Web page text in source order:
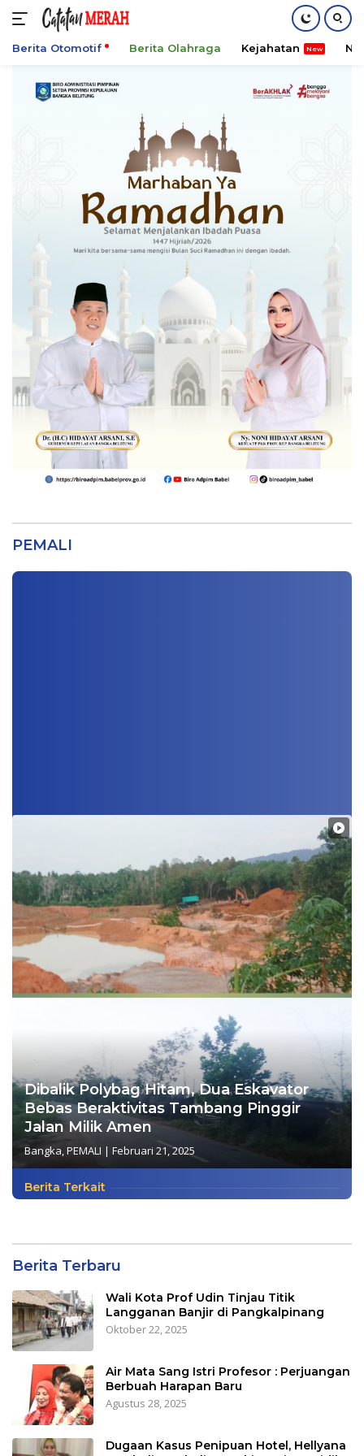
Berita Otomotif Berita Olahraga Kejahatan
PEMALI
Dibalik Polybag Hitam, Dua Eskavator
Bebas Beraktivitas Tambang Pinggir
Jalan Milik Amen
Bangka,PEMALI | Februari 21, 2025
Berita Terkait
Berita Terbaru
Wali Kota Prof Udin Tinjau Titik
Langganan Banjir di Pangkalpinang
Oktober 22, 2025
Air Mata Sang Istri Profesor : Perjuangan
Berbuah Harapan Baru
Agustus 28, 2025
Dugaan Kasus Penipuan Hotel, Hellyana